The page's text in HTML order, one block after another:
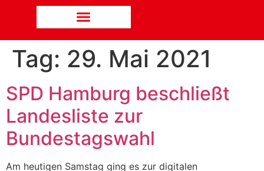
Tag: 29. Mai 2021
SPD Hamburg beschließt
Landesliste zur
Bundestagswahl
Am heutigen Samstag ging es zur digitalen